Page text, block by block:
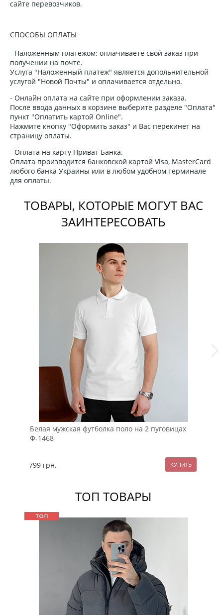
сайте перевозчиков.
СПОСОБЫ ОПЛАТЫ
- Наложенным платежом: оплачиваете свой заказ при
получении на почте.
Услуга "Наложенный платеж" является допольнительной
услугой "Новой Почты" и оплачивается отдельно.
- Онлайн оплата на сайте при оформлении заказа.
После ввода данных в корзине выберите разделе "Оплата"
пункт "Оплатить картой Online".
Нажмите кнопку "Оформить заказ" и Вас перекинет на
страницу оплаты.
- Оплата на карту Приват Банка.
Оплата производится банковской картой Visa, MasterCard
любого банка Украины или в любом удобном терминале
для оплаты.
ТОВАРЫ, КОТОРЫЕ МОГУТ ВАС
ЗАИНТЕРЕСОВАТЬ
Белая мужская футболка поло на 2 пуговицах
Ф-1468
799 грн.
ТОП ТОВАРЫ